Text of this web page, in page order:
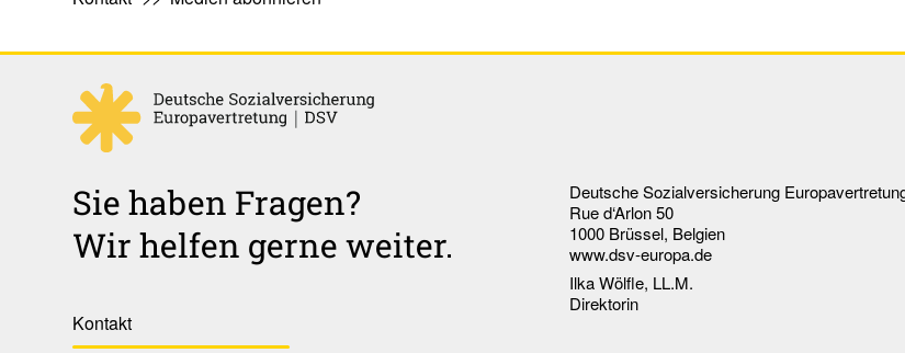
Sie haben Fragen?
Wir helfen gerne weiter.
Kontakt
Deutsche Sozialversicherung
Rue d‘Arlon 50
1000 Brüssel, Belgien
www.dsv-europa.de
Ilka Wölfle, LL.M.
Direktorin